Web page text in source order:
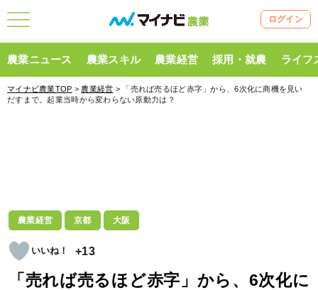
ログイン
農業ニュース 農業スキル 農業経営 採用・就農 ライフ
マイナビ農業TOP > 農業経営 > 「売れば売るほど赤字」から、6次化に商機を見い
だすまで。起業当時から変わらない原動力は？
農業経営 京都 大阪
+13
「売れば売るほど赤字」から、6次化に